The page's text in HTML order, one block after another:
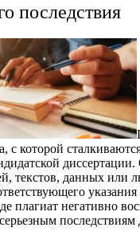
последствия
с которой
диссертации.
текстов, данных или
плагиат негативно
последствиям